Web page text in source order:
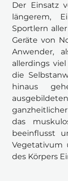
Der Einsatz
längerem,
Sportlern
Geräte von
Anwender,
allerdings
die
hinaus
das
beeinflusst
Vegetativum
des Körpers